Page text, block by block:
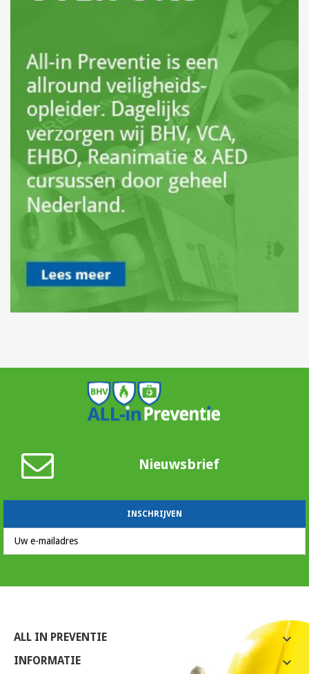
Nieuwsbrief
ALL IN PREVENTIE 
INFORMATIE 